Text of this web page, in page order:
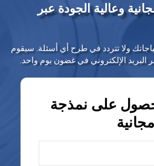
وعالية الجودة عبر
ولا تتردد في طرح أي أسئلة. سيقوم
البريد الإلكتروني في غضون يوم واحد.
على نمذجة
مجانية